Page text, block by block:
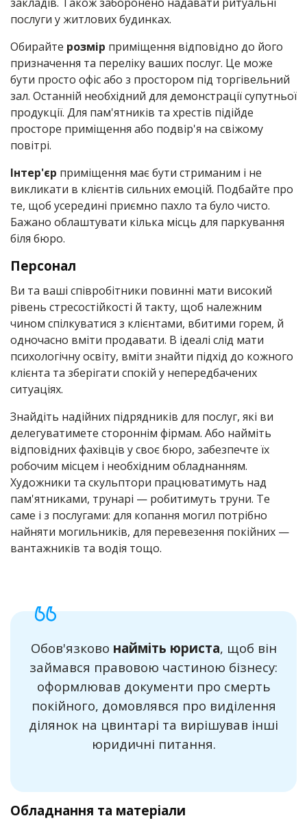
послуги у житлових будинках.
Обирайте розмір приміщення відповідно до його
призначення та переліку ваших послуг. Це може
бути просто офіс або з простором під торгівельний
зал. Останній необхідний для демонстрації супутньої
продукції. Для пам'ятників та хрестів підійде
просторе приміщення або подвір'я на свіжому
повітрі.
Інтер'єр приміщення має бути стриманим і не
викликати в клієнтів сильних емоцій. Подбайте про
те, щоб усередині приємно пахло та було чисто.
Бажано облаштувати кілька місць для паркування
біля бюро.
Персонал
Ви та ваші співробітники повинні мати високий
рівень стресостійкості й такту, щоб належним
чином спілкуватися з клієнтами, вбитими горем, й
одночасно вміти продавати. В ідеалі слід мати
психологічну освіту, вміти знайти підхід до кожного
клієнта та зберігати спокій у непередбачених
ситуаціях.
Знайдіть надійних підрядників для послуг, які ви
делегуватимете стороннім фірмам. Або найміть
відповідних фахівців у своє бюро, забезпечте їх
робочим місцем і необхідним обладнанням.
Художники та скульптори працюватимуть над
пам'ятниками, трунарі — робитимуть труни. Те
саме і з послугами: для копання могил потрібно
найняти могильників, для перевезення покійних —
вантажників та водія тощо.
Обов'язково найміть юриста, щоб він
займався правовою частиною бізнесу:
оформлював документи про смерть
покійного, домовлявся про виділення
ділянок на цвинтарі та вирішував інші
юридичні питання.
Обладнання та матеріали